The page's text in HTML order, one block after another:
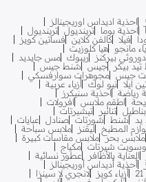
احذية اديداس اوريجينالز
احذية بوما ترينديول ترينديول
فيلا كالفن كلاين فساتين كويز
مانجو
هيا كلوزيت
دوروثي بيركنز ريبوك مس جايديد
بيكر جيس
شنط جيس
جيس مجوهرات سوارفسكي
ايلا نيو لوك أزياء عربية
رياضة
احذية سنيكرز
اطقم ملابس
افرولات
بناطيل تنانير
تيشيرتات
شنط شورتات صنادل
عبايات
المطبخ ليقنز
ملابس سباحة
ملابس بحر ملابس مقاسات كبيرة
شيرتات مكياج
العناية بالأظافر
عطور نسائية
أحذية أديداس أوريجينالز
أزياء كويز
لانجري لا سينزا